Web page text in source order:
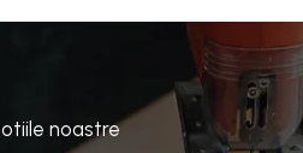
noastre